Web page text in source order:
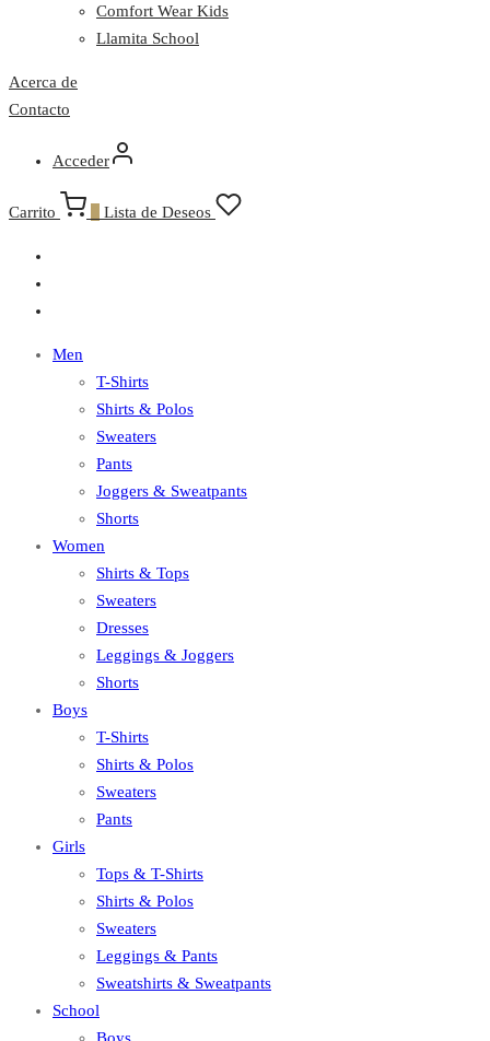
Comfort Wear Kids
Llamita School
Acerca de
Contacto
Acceder
Carrito Lista de Deseos
Men
T-Shirts
Shirts & Polos
Sweaters
Pants
Joggers & Sweatpants
Shorts
Women
Shirts & Tops
Sweaters
Dresses
Leggings & Joggers
Shorts
Boys
T-Shirts
Shirts & Polos
Sweaters
Pants
Girls
Tops & T-Shirts
Shirts & Polos
Sweaters
Leggings & Pants
Sweatshirts & Sweatpants
School
Boys